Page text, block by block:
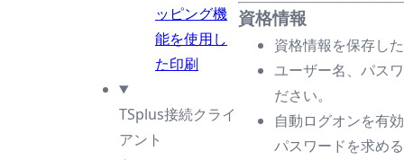
ッピング機
能を使用し
た印刷
TSplus接続クライ
アント
資格情報
資格情報を保存し
ユーザー名、パス
ださい。
自動ログオンを有
パスワードを求め